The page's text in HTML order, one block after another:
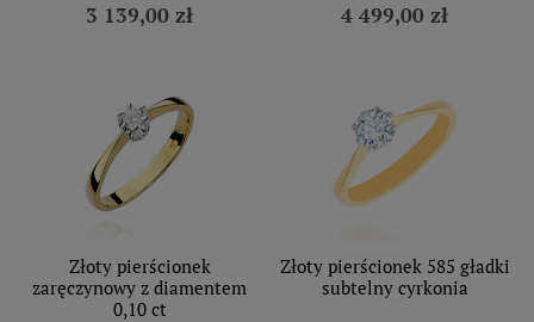
3 139,00 zł 4 499,00 zł
Złoty pierścionek
zaręczynowy z diamentem
0,10 ct
Złoty pierścionek 585 gładki
subtelny cyrkonia